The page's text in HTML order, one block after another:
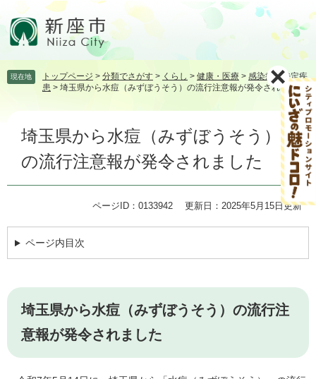
頭飛 現在地 トップページ > 分類でさがす > くらし > 健康・医療 > 感染症・特定疾
患 > 埼玉県から水痘（みずぼうそう）の流行注意報が発令されました
埼玉県から水痘（みずぼうそう）
の流行注意報が発令されました
ページID：0133942 更新日：2025年5月15日更新
ページ内目次
埼玉県から水痘（みずぼうそう）の流行注
意報が発令されました